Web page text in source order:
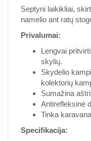
Septyni laikikliai,
namelio ant ratų
Privalumai:
Lengvai
skylių.
Skydelio
kolektorių
Sumažina
Antirefleksinė
Tinka
Specifikacija: